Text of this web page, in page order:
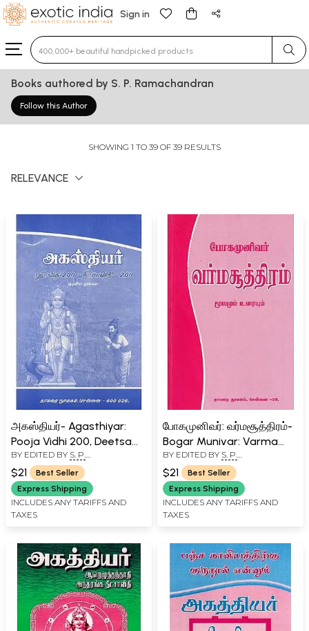
Sign in
Type 3 or more characters for results.
Books authored by S. P. Ramachandran
Follow this Author
SHOWING 1 TO 39 OF 39 RESULTS
RELEVANCE
அகஸ்தியர்- Agasthiyar:
Pooja Vidhi 200, Deetsa
Vidhi 200 Etc. Texts
(Tamil)
BY EDITED BY S. P.
RAMACHANDRAN
$21
Best Seller
Express Shipping
INCLUDES ANY TARIFFS AND
TAXES
போகமுனிவர்: வர்மசூத்திரம்-
Bogar Munivar: Varma
Sutra (Source and Text in
Tamil)
BY EDITED BY S. P.
RAMACHANDRAN
$21
Best Seller
Express Shipping
INCLUDES ANY TARIFFS AND
TAXES